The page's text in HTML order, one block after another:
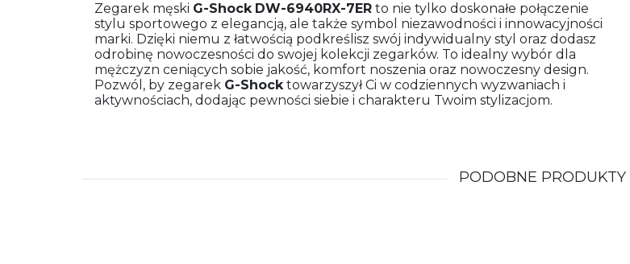
Zegarek męski G-Shock DW-6940RX-7ER to nie tylko doskonałe połączenie
stylu sportowego z elegancją, ale także symbol niezawodności i innowacyjności
marki. Dzięki niemu z łatwością podkreślisz swój indywidualny styl oraz dodasz
odrobinę nowoczesności do swojej kolekcji zegarków. To idealny wybór dla
mężczyzn ceniących sobie jakość, komfort noszenia oraz nowoczesny design.
Pozwól, by zegarek G-Shocktowarzyszył Ci w codziennych wyzwaniach i
aktywnościach, dodając pewności siebie i charakteru Twoim stylizacjom.
PODOBNE PRODUKTY